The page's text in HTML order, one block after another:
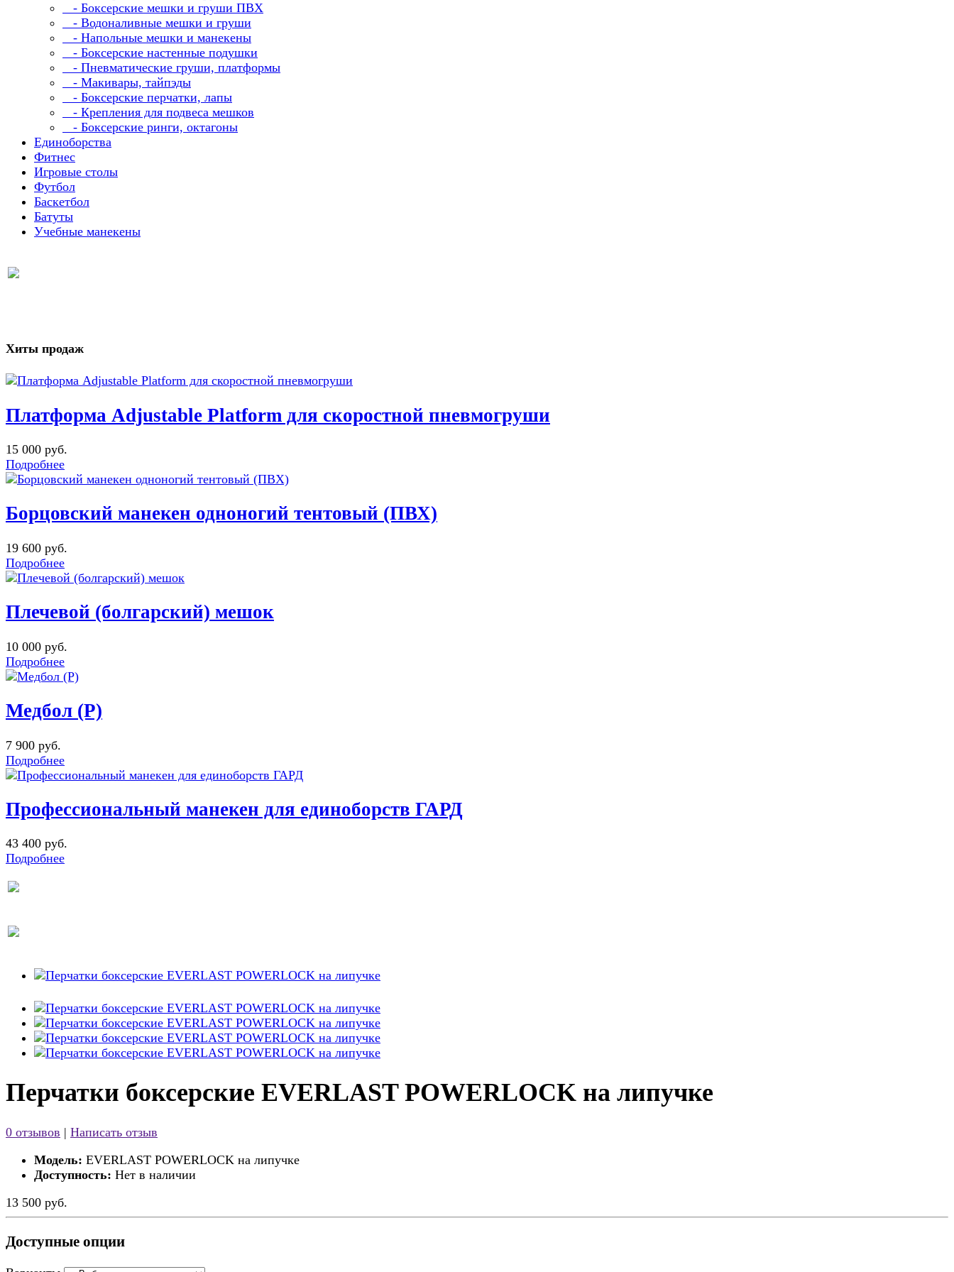
- Боксерские мешки и груши ПВХ
- Водоналивные мешки и груши
- Напольные мешки и манекены
- Боксерские настенные подушки
- Пневматические груши, платформы
- Макивары, тайпэды
- Боксерские перчатки, лапы
- Крепления для подвеса мешков
- Боксерские ринги, октагоны
Единоборства
Фитнес
Игровые столы
Футбол
Баскетбол
Батуты
Учебные манекены
Хиты продаж
Платформа Adjustable Platform для скоростной пневмогруши
15 000 руб.
Подробнее
Борцовский манекен одноногий тентовый (ПВХ)
19 600 руб.
Подробнее
Плечевой (болгарский) мешок
10 000 руб.
Подробнее
Медбол (Р)
7 900 руб.
Подробнее
Профессиональный манекен для единоборств ГАРД
43 400 руб.
Подробнее
Перчатки боксерские EVERLAST POWERLOCK на липучке
0 отзывов | Написать отзыв
Модель: EVERLAST POWERLOCK на липучке
Доступность: Нет в наличии
13 500 руб.
Доступные опции